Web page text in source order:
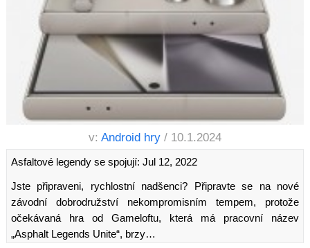
v: Android hry / 10.1.2024
Asfaltové legendy se spojují: Jul 12, 2022
Jste připraveni, rychlostní nadšenci? Připravte se na nové
závodní dobrodružství nekompromisním tempem, protože
očekávaná hra od Gameloftu, která má pracovní název
„Asphalt Legends Unite“, brzy…